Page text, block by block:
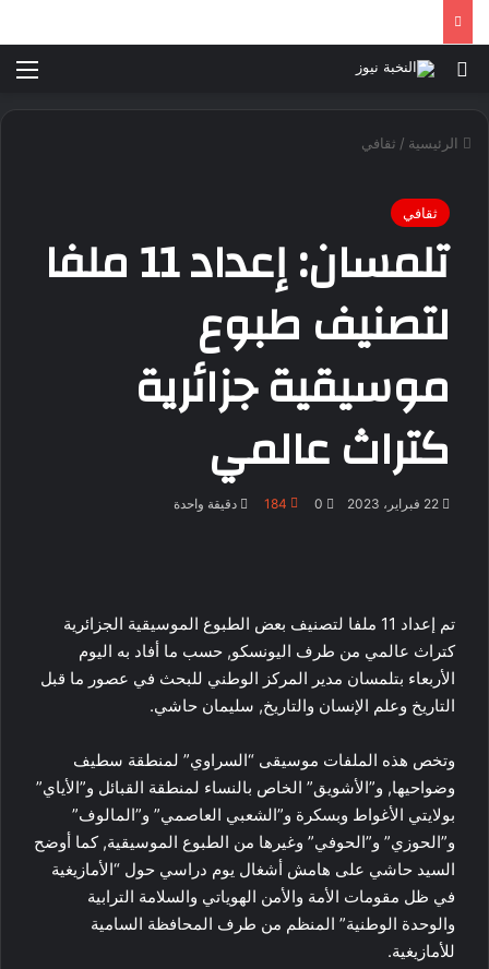
بحث عن
الرئيسية / ثقافي
ثقافي
تلمسان: إعداد 11 ملفا
لتصنيف طبوع
موسيقية جزائرية
كتراث عالمي
22 فبراير، 2023 0
184 دقيقة واحدة
تم إعداد 11 ملفا لتصنيف بعض الطبوع الموسيقية الجزائرية
كتراث عالمي من طرف اليونسكو, حسب ما أفاد به اليوم
الأربعاء بتلمسان مدير المركز الوطني للبحث في عصور ما قبل
التاريخ وعلم الإنسان والتاريخ, سليمان حاشي.
وتخص هذه الملفات موسيقى “السراوي” لمنطقة سطيف
وضواحيها, و”الأشويق” الخاص بالنساء لمنطقة القبائل و”الأياي”
بولايتي الأغواط وبسكرة و”الشعبي العاصمي” و”المالوف”
و”الحوزي” و”الحوفي” وغيرها من الطبوع الموسيقية, كما أوضح
السيد حاشي على هامش أشغال يوم دراسي حول “الأمازيغية
في ظل مقومات الأمة والأمن الهوياتي والسلامة الترابية
والوحدة الوطنية” المنظم من طرف المحافظة السامية
للأمازيغية.